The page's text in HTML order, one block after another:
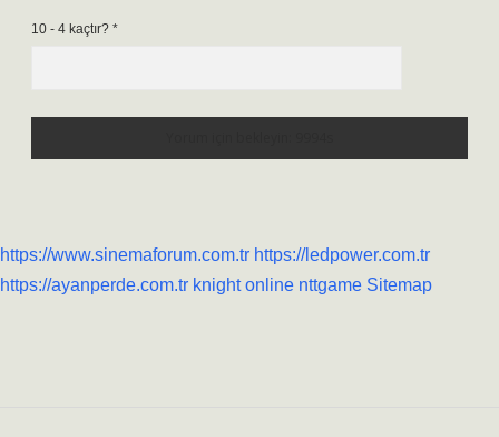
10 - 4 kaçtır? *
https://www.sinemaforum.com.tr https://ledpower.com.tr
https://ayanperde.com.tr knight online nttgame Sitemap